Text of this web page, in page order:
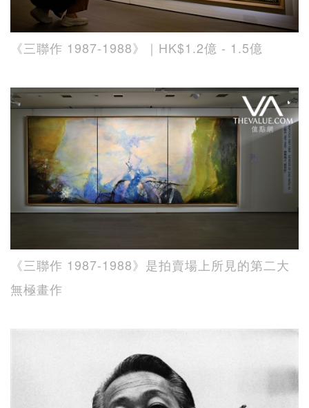
《三聯作 1987-1988》｜HK$1.2億 - 1.5億
《三聯作 1987-1988》是拍賣場上所見的第二大
無極畫作